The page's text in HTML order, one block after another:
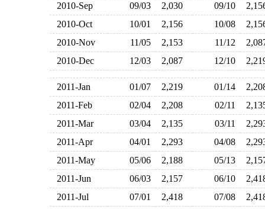
2010-Sep
09/03 2,030 09/10
2010-Oct
10/01 2,156 10/08
2010-Nov
11/05 2,153 11/12
2010-Dec
12/03 2,087 12/10
2011-Jan 01/07 2,219 01/14
2011-Feb
02/04 2,208 02/11
2011-Mar
03/04 2,135 03/11
2011-Apr
04/01 2,293 04/08
2011-May
05/06 2,188 05/13
2011-Jun
06/03 2,157 06/10
2011-Jul
07/01 2,418 07/08